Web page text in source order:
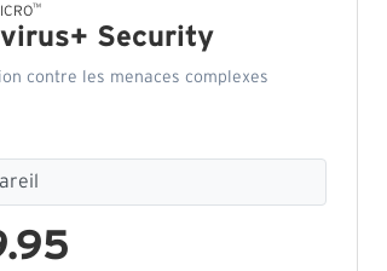
™
Security
contre les menaces complexes